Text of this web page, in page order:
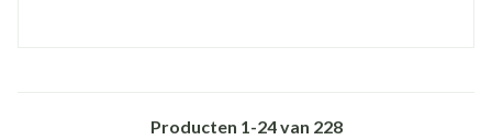
Producten 1-24van 228